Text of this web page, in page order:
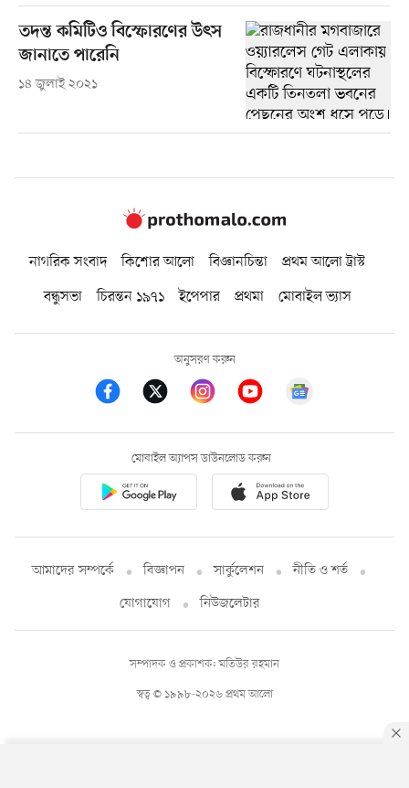
তদন্ত কমিটিও বিস্ফোরণের উৎস
জানাতে পারেনি
১৪ জুলাই ২০২১
নাগরিক সংবাদ কিশোর আলো বিজ্ঞানচিন্তা
প্রথম আলো ট্রাস্ট
বন্ধুসভা
চিরন্তন ১৯৭১ ইপেপার প্রথমা মোবাইল ভ্যাস
অনুসরণ করুন
মোবাইল অ্যাপস ডাউনলোড করুন
আমাদের সম্পর্কে বিজ্ঞাপন সার্কুলেশন
নীতি ও শর্ত
যোগাযোগ
নিউজলেটার
স্বত্ব © ১৯৯৮-২০২৬ প্রথম আলো
সম্পাদক ও প্রকাশক: মতিউর রহমান